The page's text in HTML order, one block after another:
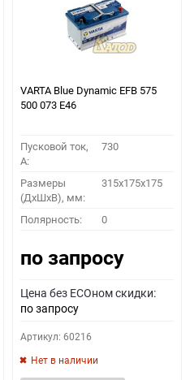
VARTA Blue Dynamic EFB 575
500 073 E46
Пусковой ток,
A:
730
Размеры
(ДхШхВ), мм:
315x175x175
Полярность: 0
по запросу
Цена без ECOном скидки:
по запросу
Артикул: 60216
Нет в наличии